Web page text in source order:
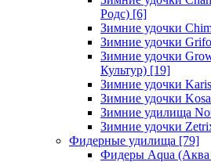
Родс) [6]
Зимние удочки
Зимние удочки
Зимние удочки
Культур) [19]
Зимние удочки
Зимние удочки
Зимние удилища
Зимние удочки
Фидерные удилища [79]
Фидеры Aqua